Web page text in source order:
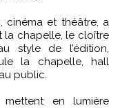
cinéma et théâtre, a
la chapelle, le cloître
style de l’édition,
la chapelle, hall
public.
mettent en lumière